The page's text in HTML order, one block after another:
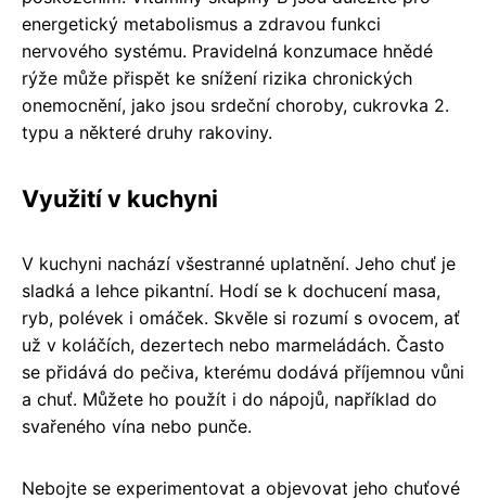
energetický metabolismus a zdravou funkci
nervového systému. Pravidelná konzumace hnědé
rýže může přispět ke snížení rizika chronických
onemocnění, jako jsou srdeční choroby, cukrovka 2.
typu a některé druhy rakoviny.
Využití v kuchyni
V kuchyni nachází všestranné uplatnění. Jeho chuť je
sladká a lehce pikantní. Hodí se k dochucení masa,
ryb, polévek i omáček. Skvěle si rozumí s ovocem, ať
už v koláčích, dezertech nebo marmeládách. Často
se přidává do pečiva, kterému dodává příjemnou vůni
a chuť. Můžete ho použít i do nápojů, například do
svařeného vína nebo punče.
Nebojte se experimentovat a objevovat jeho chuťové